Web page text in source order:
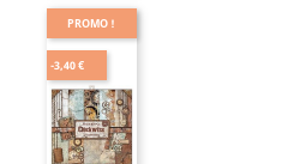
PROMO !
-3,40 €